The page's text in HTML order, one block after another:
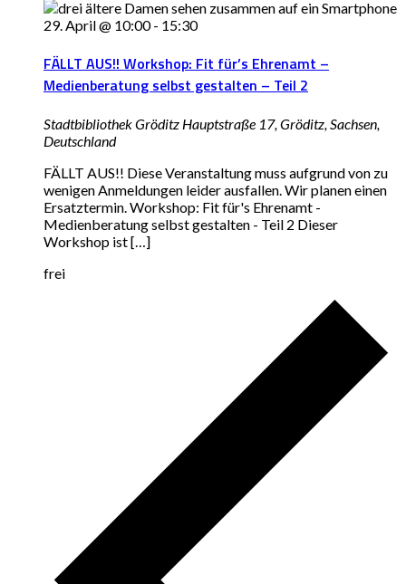
29. April @ 10:00- 15:30
FÄLLT AUS!! Workshop: Fit für’s Ehrenamt –
Medienberatung selbst gestalten – Teil 2
Stadtbibliothek Gröditz Hauptstraße 17, Gröditz, Sachsen,
Deutschland
FÄLLT AUS!! Diese Veranstaltung muss aufgrund von zu
wenigen Anmeldungen leider ausfallen. Wir planen einen
Ersatztermin. Workshop: Fit für's Ehrenamt -
Medienberatung selbst gestalten - Teil 2 Dieser
Workshop ist […]
frei